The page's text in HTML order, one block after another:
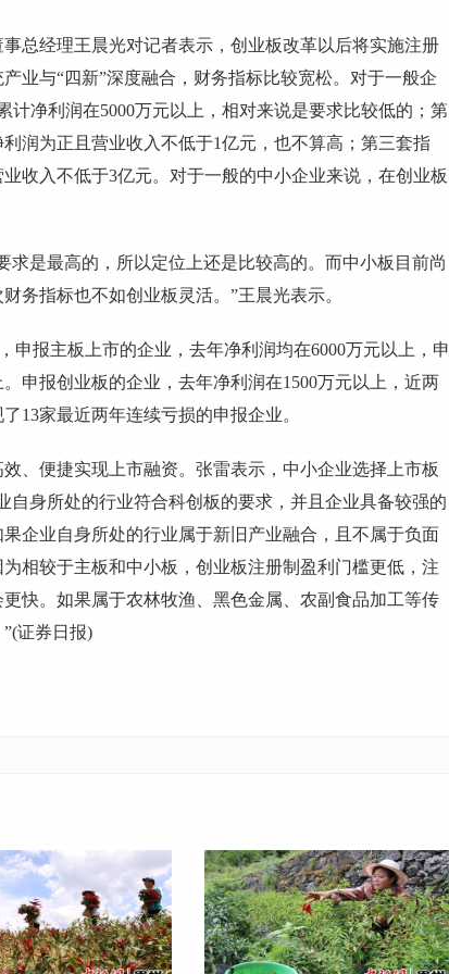
总经理王晨光对记者表示，创业板改革以后将实施注册
业与“四新”深度融合，财务指标比较宽松。对于一般企
计净利润在5000万元以上，相对来说是要求比较低的；第
润为正且营业收入不低于1亿元，也不算高；第三套指
收入不低于3亿元。对于一般的中小企业来说，在创业板
求是最高的，所以定位上还是比较高的。而中小板目前尚
务指标也不如创业板灵活。”王晨光表示。
申报主板上市的企业，去年净利润均在6000万元以上，申
申报创业板的企业，去年净利润在1500万元以上，近两
13家最近两年连续亏损的申报企业。
、便捷实现上市融资。张雷表示，中小企业选择上市板
自身所处的行业符合科创板的要求，并且企业具备较强的
企业自身所处的行业属于新旧产业融合，且不属于负面
相较于主板和中小板，创业板注册制盈利门槛更低，注
快。如果属于农林牧渔、黑色金属、农副食品加工等传
证券日报)